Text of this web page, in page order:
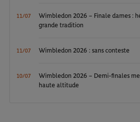
11/07
Wimbledon 2026 – Finale dames :
grande tradition
11/07 Wimbledon 2026 : sans conteste
10/07
Wimbledon 2026 – Demi-finales
haute altitude